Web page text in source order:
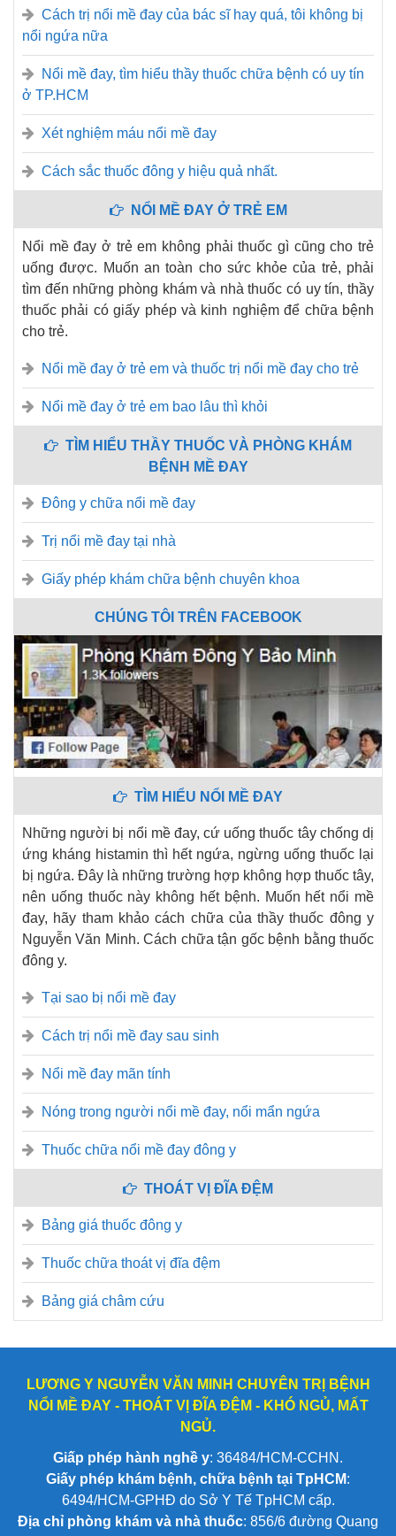
Cách trị nổi mề đay của bác sĩ hay quá, tôi không bị
nổi ngứa nữa
Nổi mề đay, tìm hiểu thầy thuốc chữa bệnh có uy tín
ở TP.HCM
Xét nghiệm máu nổi mề đay
Cách sắc thuốc đông y hiệu quả nhất.
NỔI MỀ ĐAY Ở TRẺ EM
Nổi mề đay ở trẻ em không phải thuốc gì cũng cho trẻ
uống được. Muốn an toàn cho sức khỏe của trẻ, phải
tìm đến những phòng khám và nhà thuốc có uy tín, thầy
thuốc phải có giấy phép và kinh nghiệm để chữa bệnh
cho trẻ.
Nổi mề đay ở trẻ em và thuốc trị nổi mề đay cho trẻ
Nổi mề đay ở trẻ em bao lâu thì khỏi
TÌM HIỂU THẦY THUỐC VÀ PHÒNG KHÁM
BỆNH MỀ ĐAY
Đông y chữa nổi mề đay
Trị nổi mề đay tại nhà
Giấy phép khám chữa bệnh chuyên khoa
CHÚNG TÔI TRÊN FACEBOOK
TÌM HIỂU NỔI MỀ ĐAY
Những người bị nổi mề đay, cứ uống thuốc tây chống dị
ứng kháng histamin thì hết ngứa, ngừng uống thuốc lại
bị ngứa. Đây là những trường hợp không hợp thuốc tây,
nên uống thuốc này không hết bệnh. Muốn hết nổi mề
đay, hãy tham khảo cách chữa của thầy thuốc đông y
Nguyễn Văn Minh. Cách chữa tận gốc bệnh bằng thuốc
đông y.
Tại sao bị nổi mề đay
Cách trị nổi mề đay sau sinh
Nổi mề đay mãn tính
Nóng trong người nổi mề đay, nổi mẩn ngứa
Thuốc chữa nổi mề đay đông y
THOÁT VỊ ĐĨA ĐỆM
Bảng giá thuốc đông y
Thuốc chữa thoát vị đĩa đệm
Bảng giá châm cứu
LƯƠNG Y NGUYỄN VĂN MINH CHUYÊN TRỊ BỆNH
NỔI MỀ ĐAY - THOÁT VỊ ĐĨA ĐỆM - KHÓ NGỦ, MẤT
NGỦ.
Giấp phép hành nghề y: 36484/HCM-CCHN.
Giấy phép khám bệnh, chữa bệnh tại TpHCM:
6494/HCM-GPHĐ do Sở Y Tế TpHCM cấp.
Địa chỉ phòng khám và nhà thuốc: 856/6 đường Quang